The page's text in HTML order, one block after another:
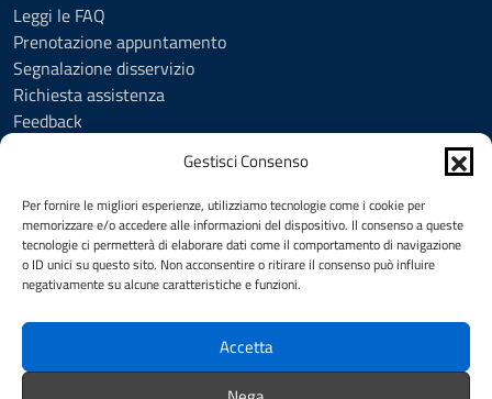
Gestisci Consenso
Per fornire le migliori esperienze, utilizziamo tecnologie come i cookie per
memorizzare e/o accedere alle informazioni del dispositivo. Il consenso a queste
tecnologie ci permetterà di elaborare dati come il comportamento di navigazione
o ID unici su questo sito. Non acconsentire o ritirare il consenso può influire
negativamente su alcune caratteristiche e funzioni.
Accetta
Leggi le FAQ
Prenotazione appuntamento
Segnalazione disservizio
Richiesta assistenza
Feedback
Informativa privacy
Cookie Policy (UE)
Social Media Policy
Note legali
SEGUICI SU